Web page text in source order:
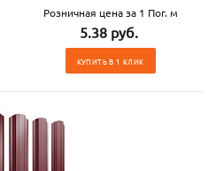
Розничная цена за 1 Пог. м
5.38 руб.
КУПИТЬ В 1 КЛИК